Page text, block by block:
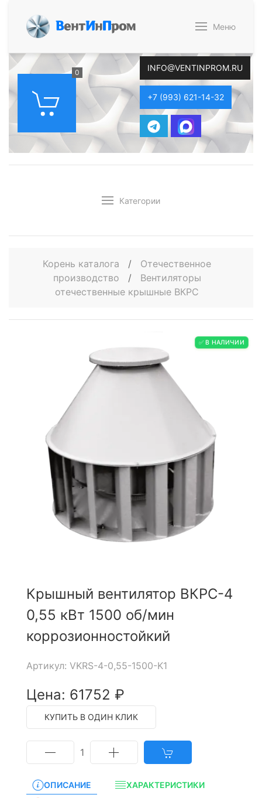
ВентИнПром Меню
0 INFO@VENTINPROM.RU
+7 (993) 621-14-32
Категории
Корень каталога /
Отечественное
производство
/
Вентиляторы
отечественные крышные ВКРС
✅ В НАЛИЧИИ
Крышный вентилятор ВКРС-4
0,55 кВт 1500 об/мин
коррозионностойкий
Артикул: VKRS-4-0,55-1500-K1
Цена: 61752 ₽
КУПИТЬ В ОДИН КЛИК
1
ОПИСАНИЕ
ХАРАКТЕРИСТИКИ